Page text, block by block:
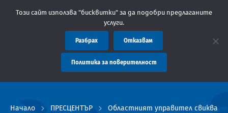
администрация Пловдив препоръчва заплащането на
Начало ПРЕСЦЕНТЪР Областният управител свиква
Този сайт използва "бисквитки" за да подобри предлаганите
услуги.
Разбрах Отказвам
Политика за поверителност